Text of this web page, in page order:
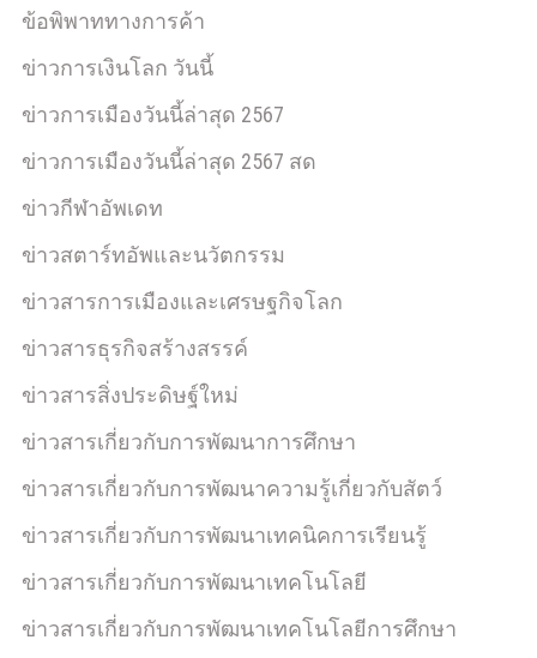
ข้อพิพาททางการค้า
ข่าวการเงินโลก วันนี้
ข่าวการเมืองวันนี้ล่าสุด 2567
ข่าวการเมืองวันนี้ล่าสุด 2567 สด
ข่าวกีฬาอัพเดท
ข่าวสตาร์ทอัพและนวัตกรรม
ข่าวสารการเมืองและเศรษฐกิจโลก
ข่าวสารธุรกิจสร้างสรรค์
ข่าวสารสิ่งประดิษฐ์ใหม่
ข่าวสารเกี่ยวกับการพัฒนาการศึกษา
ข่าวสารเกี่ยวกับการพัฒนาความรู้เกี่ยวกับสัตว์
ข่าวสารเกี่ยวกับการพัฒนาเทคนิคการเรียนรู้
ข่าวสารเกี่ยวกับการพัฒนาเทคโนโลยี
ข่าวสารเกี่ยวกับการพัฒนาเทคโนโลยีการศึกษา